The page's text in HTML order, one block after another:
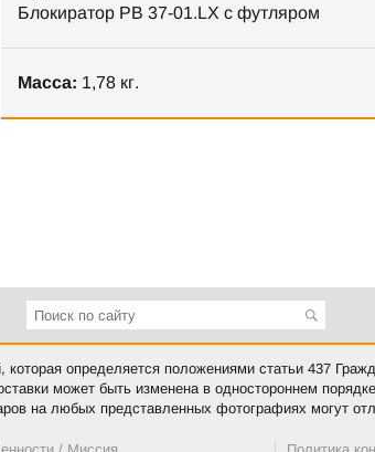
Блокиратор РВ 37-01.LX с футляром
Масса: 1,78 кг.
определяется положениями статьи 437
может быть изменена в одностороннем
на любых представленных фотографиях могут